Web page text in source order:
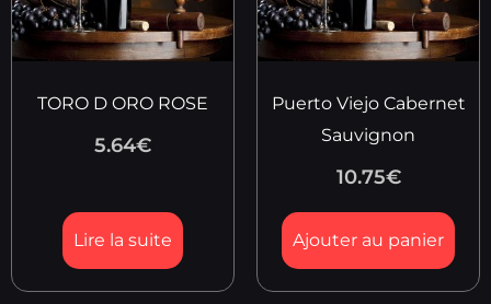
TORO D ORO ROSE
5.64€
Lire la suite
Puerto Viejo Cabernet
Sauvignon
10.75€
Ajouter au panier